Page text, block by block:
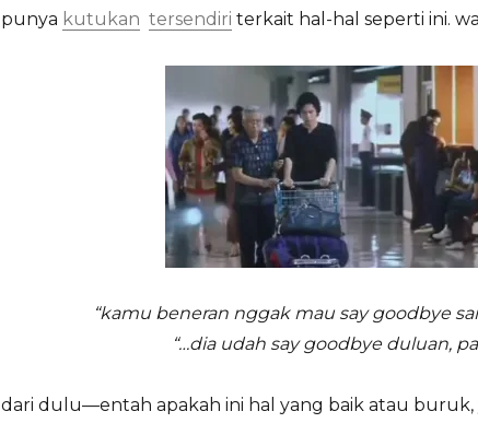
punya kutukan tersendiri terkait hal-hal seperti ini.
“kamu beneran nggak mau say goodbye
“…dia udah say goodbye duluan,
dari dulu—entah apakah ini hal yang baik atau buruk,